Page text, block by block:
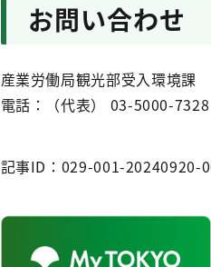
お問い合わせ
産業労働局観光部受入環境課
電話：（代表） 03-5000-7328
記事ID：029-001-20240920-